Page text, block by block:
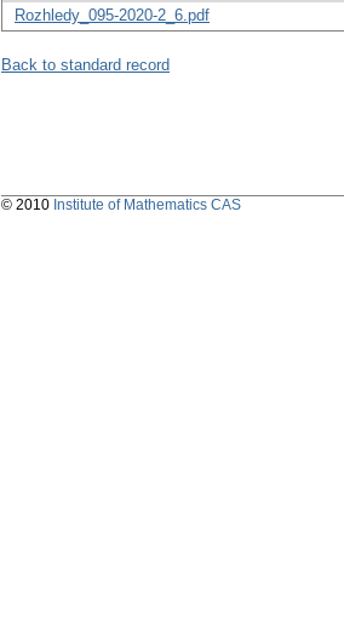
Rozhledy_095-2020-2_6.pdf
Back to standard record
© 2010 Institute of Mathematics CAS